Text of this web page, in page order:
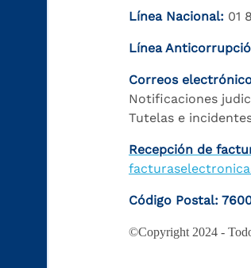
Línea Nacional: 01
Línea
Correos
Notificaciones
Tutelas e
Recepción de
Código Postal:
©Copyright 2024 -